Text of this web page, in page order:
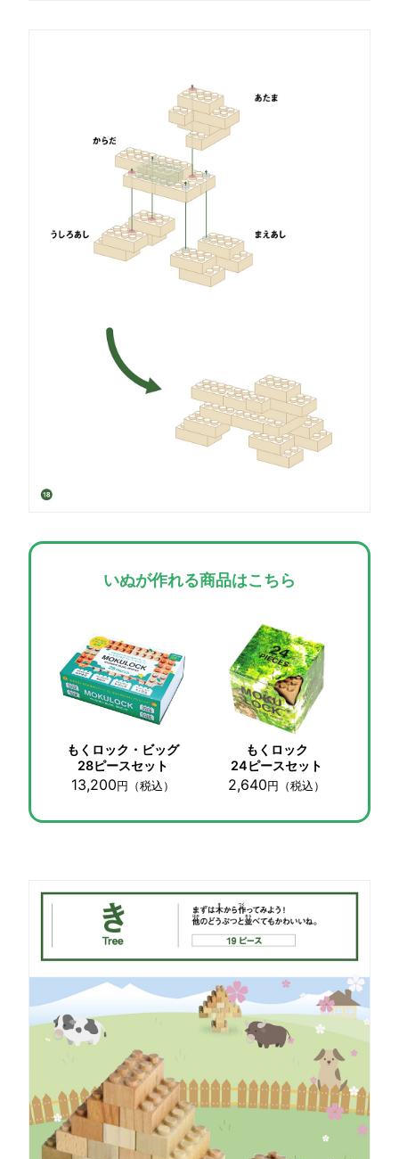
いぬが作れる商品はこちら
もくロック・ビッグ
28ピースセット
13,200 円 （税込）
もくロック
24ピースセット
2,640 円 （税込）